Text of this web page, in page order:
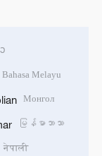
Bahasa Melayu
Монгол
မြန်မာဘာသာ
नेपाली